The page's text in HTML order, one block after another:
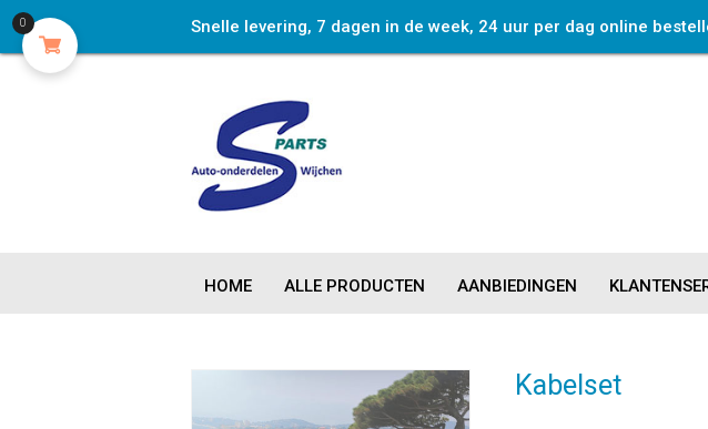
Snelle levering, 7 dagen in de week, 24 uur per dag online
HOME ALLE PRODUCTEN AANBIEDINGEN
Kabelset
0